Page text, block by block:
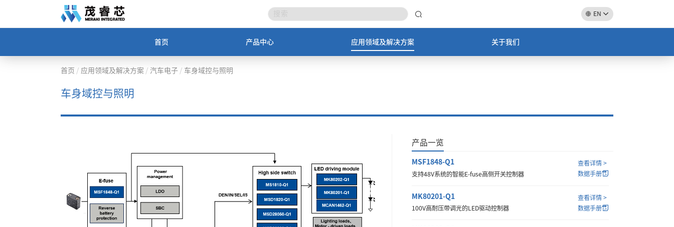
EN
首页 产品中心 应用领域及解决方案 关于我们
首页 / 应用领域及解决方案 / 汽车电子 / 车身域控与照明
车身域控与照明
产品一览
MSF1848-Q1
支持48V系统的智能E-fuse高侧开关控制器
查看详情 >
数据手册
MK80201-Q1
100V高耐压带调光的LED驱动控制器
查看详情 >
数据手册